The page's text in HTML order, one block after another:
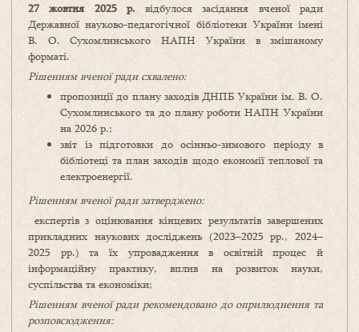
27 жовтня 2025 р. відбулося засідання вченої ради
Державної науково-педагогічної бібліотеки України імені
В. О. Сухомлинського НАПН України в змішаному
форматі.
Рішенням вченої ради схвалено:
пропозиції до плану заходів ДНПБ України ім. В. О.
Сухомлинського та до плану роботи НАПН України
на 2026 р.;
звіт із підготовки до осінньо-зимового періоду в
бібліотеці та план заходів щодо економії теплової та
електроенергії.
Рішенням вченої ради затверджено:
експертів з оцінювання кінцевих результатів завершених
прикладних наукових досліджень (2023–2025 рр., 2024–
2025 рр.) та їх упровадження в освітній процес й
інформаційну практику, вплив на розвиток науки,
суспільства та економіки;
Рішенням вченої ради рекомендовано до оприлюднення та
розповсюдження: